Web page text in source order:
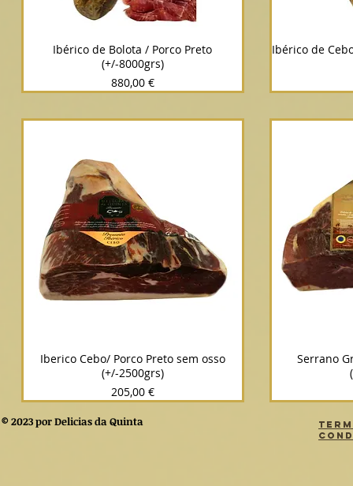
Ibérico de Bolota / Porco Preto
(+/-8000grs)
Prix
880,00 €
Ibérico de
Iberico Cebo/ Porco Preto sem osso
(+/-2500grs)
Prix
205,00 €
Serrano
© 2023 por Delicias da Quinta